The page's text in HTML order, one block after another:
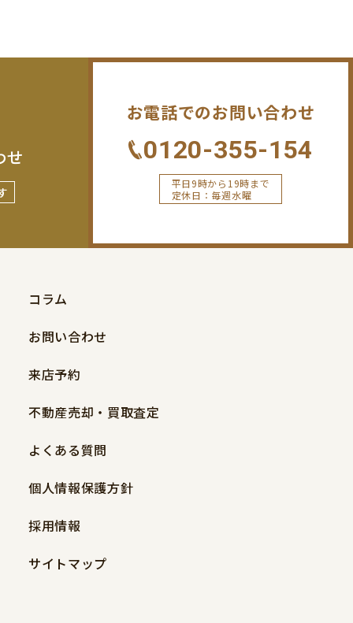
せ
お電話でのお問い合わせ
0120-355-154
平日9時から19時まで
定休日：毎週水曜
コラム
お問い合わせ
来店予約
不動産売却・買取査定
よくある質問
個人情報保護方針
採用情報
サイトマップ